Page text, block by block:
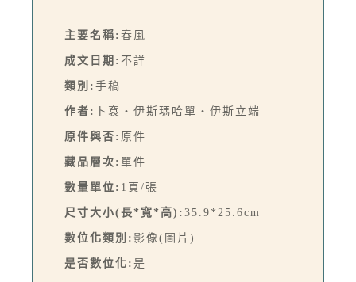
主要名稱: 春風
成文日期: 不詳
類別: 手稿
作者: 卜袞・伊斯瑪哈單‧伊斯立端
原件與否: 原件
藏品層次: 單件
數量單位: 1頁/張
尺寸大小(長*寬*高): 35.9*25.6cm
數位化類別: 影像(圖片)
是否數位化: 是